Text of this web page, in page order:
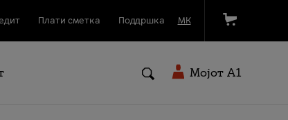
Плати сметка Поддршка МК
Мојот A1